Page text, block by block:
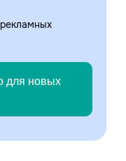
для новых